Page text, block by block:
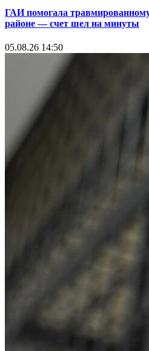
ГАИ помогала
районе — счет шел на минуты
05.08.26 14:50